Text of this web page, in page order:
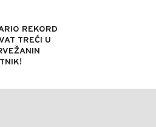
REKORD
TREĆI U